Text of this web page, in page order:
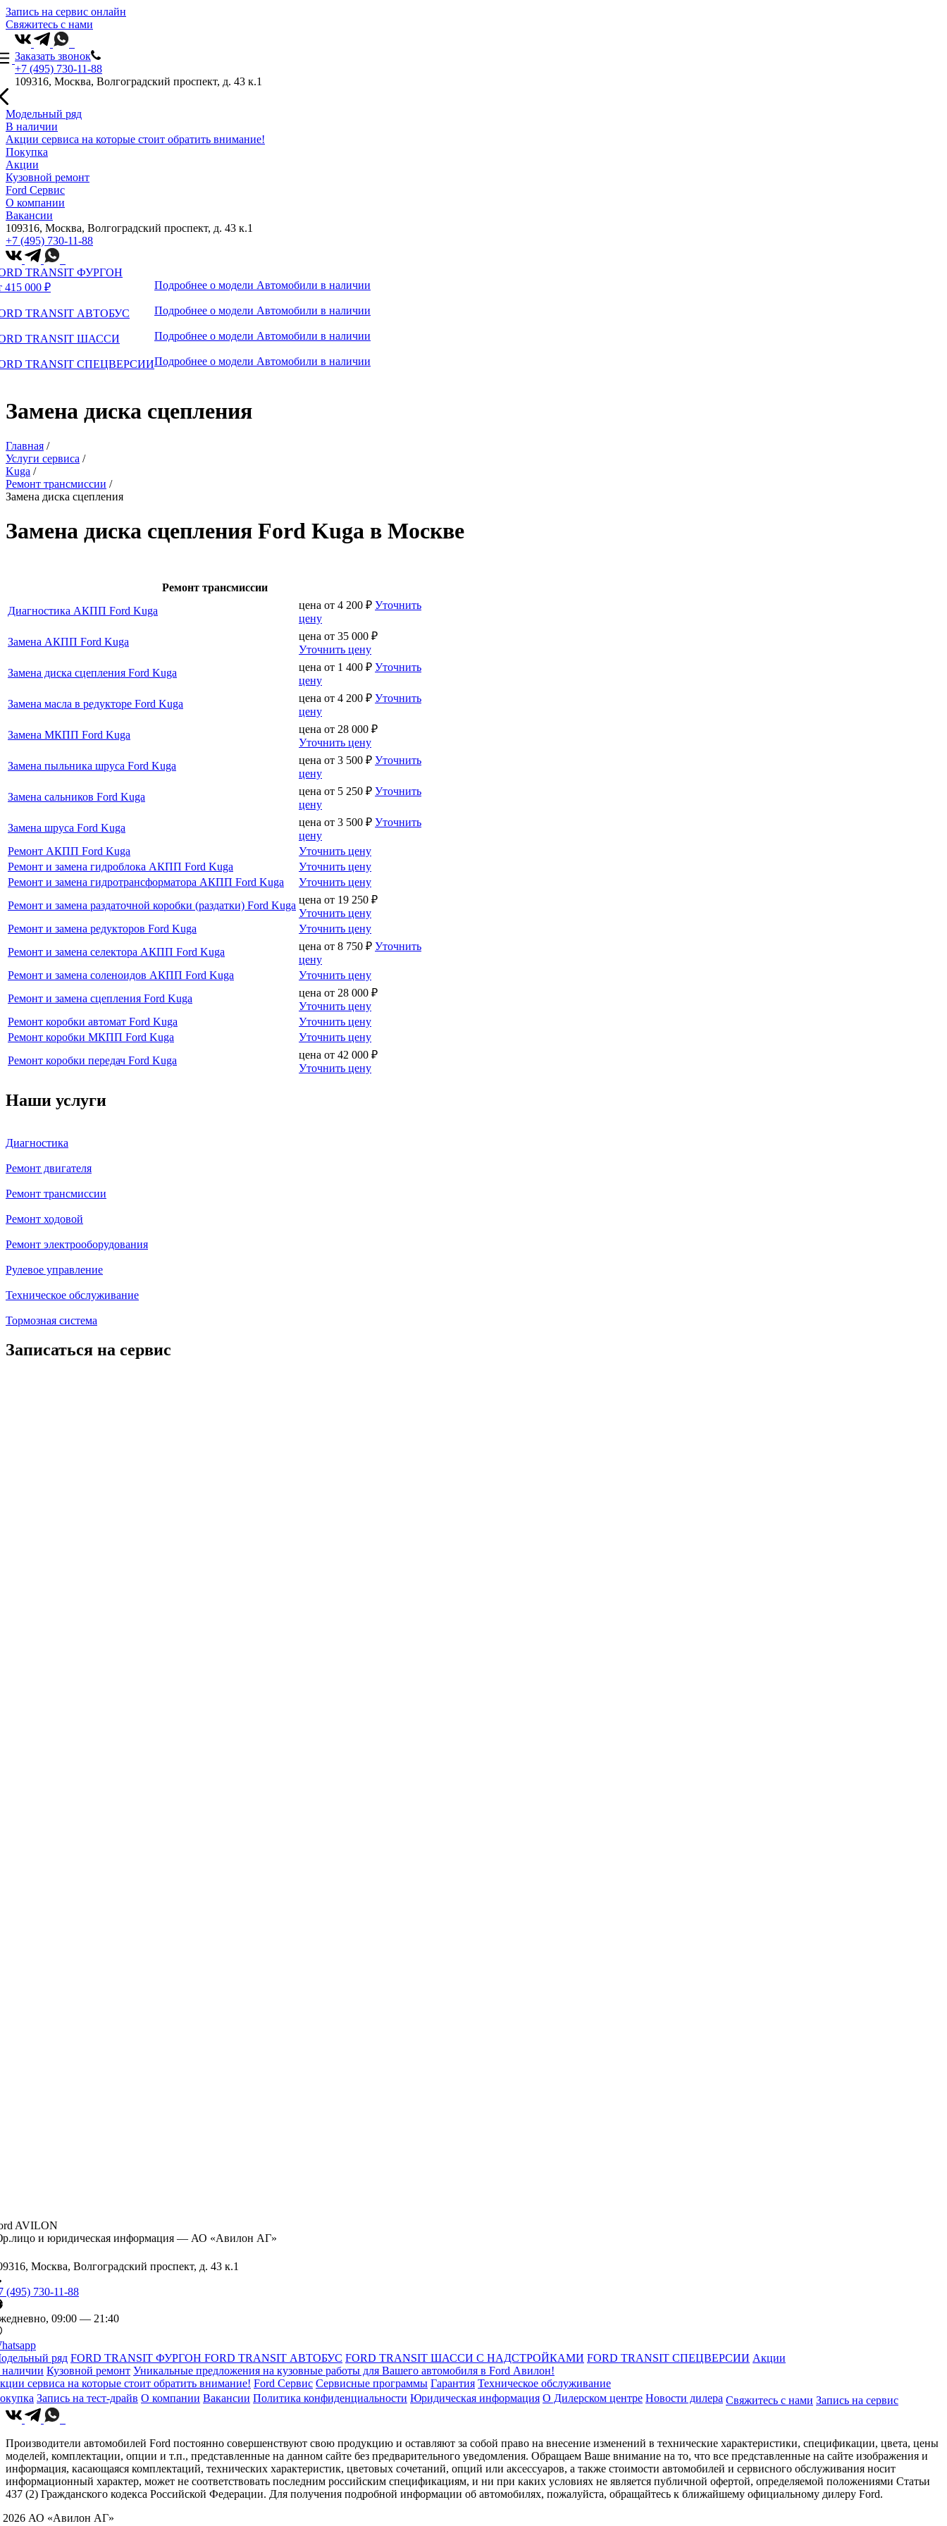
Запись на сервис онлайн
Свяжитесь с нами
Заказать звонок
+7 (495) 730-11-88
109316, Москва, Волгоградский проспект, д. 43 к.1
Модельный ряд
В наличии
Акции сервиса на которые стоит обратить внимание!
Покупка
Акции
Кузовной ремонт
Ford Сервис
О компании
Вакансии
109316, Москва, Волгоградский проспект, д. 43 к.1
+7 (495) 730-11-88
TRANSIT ФУРГОН
415 000 ₽
TRANSIT АВТОБУС
TRANSIT ШАССИ
TRANSIT СПЕЦВЕРСИИ
Подробнее о модели Автомобили в наличии
Подробнее о модели Автомобили в наличии
Подробнее о модели Автомобили в наличии
Подробнее о модели Автомобили в наличии
Замена диска сцепления
Главная /
Услуги сервиса /
Kuga /
Ремонт трансмиссии /
Замена диска сцепления
Замена диска сцепления Ford Kuga в Москве
Ремонт трансмиссии
Диагностика АКПП Ford Kuga
цена от 4 200 ₽ Уточнить
цену
Замена АКПП Ford Kuga
цена от 35 000 ₽
Уточнить цену
Замена диска сцепления Ford Kuga
цена от 1 400 ₽ Уточнить
цену
Замена масла в редукторе Ford Kuga
цена от 4 200 ₽ Уточнить
цену
Замена МКПП Ford Kuga
цена от 28 000 ₽
Уточнить цену
Замена пыльника шруса Ford Kuga
цена от 3 500 ₽ Уточнить
цену
Замена сальников Ford Kuga
цена от 5 250 ₽ Уточнить
цену
Замена шруса Ford Kuga
цена от 3 500 ₽ Уточнить
цену
Ремонт АКПП Ford Kuga
Уточнить цену
Ремонт и замена гидроблока АКПП Ford Kuga
Уточнить цену
Ремонт и замена гидротрансформатора АКПП Ford Kuga
Уточнить цену
Ремонт и замена раздаточной коробки (раздатки) Ford Kuga цена от 19 250 ₽
Уточнить цену
Ремонт и замена редукторов Ford Kuga
Уточнить цену
Ремонт и замена селектора АКПП Ford Kuga
цена от 8 750 ₽ Уточнить
цену
Ремонт и замена соленоидов АКПП Ford Kuga
Уточнить цену
Ремонт и замена сцепления Ford Kuga
цена от 28 000 ₽
Уточнить цену
Ремонт коробки автомат Ford Kuga
Уточнить цену
Ремонт коробки МКПП Ford Kuga
Уточнить цену
Ремонт коробки передач Ford Kuga
цена от 42 000 ₽
Уточнить цену
Наши услуги
Диагностика
Ремонт двигателя
Ремонт трансмиссии
Ремонт ходовой
Ремонт электрооборудования
Рулевое управление
Техническое обслуживание
Тормозная система
Записаться на сервис
AVILON
и юридическая информация — АО «Авилон АГ»
Москва, Волгоградский проспект, д. 43 к.1
(495) 730-11-88
09:00 — 21:40
ряд FORD TRANSIT ФУРГОН FORD TRANSIT АВТОБУС FORD TRANSIT ШАССИ С НАДСТРОЙКАМИ FORD TRANSIT СПЕЦВЕРСИИ Акции
Кузовной ремонт Уникальные предложения на кузовные работы для Вашего автомобиля в Ford Авилон!
сервиса на которые стоит обратить внимание! Ford Сервис Сервисные программы Гарантия Техническое обслуживание
Запись на тест-драйв О компании Вакансии Политика конфиденциальности Юридическая информация О Дилерском центре Новости дилера Свяжитесь с нами Запись на сервис
Производители автомобилей Ford постоянно совершенствуют свою продукцию и оставляют за собой право на внесение изменений в технические характеристики, спецификации, цвета, цены
моделей, комплектации, опции и т.п., представленные на данном сайте без предварительного уведомления. Обращаем Ваше внимание на то, что все представленные на сайте изображения и
информация, касающаяся комплектаций, технических характеристик, цветовых сочетаний, опций или аксессуаров, а также стоимости автомобилей и сервисного обслуживания носит
информационный характер, может не соответствовать последним российским спецификациям, и ни при каких условиях не является публичной офертой, определяемой положениями Статьи
437 (2) Гражданского кодекса Российской Федерации. Для получения подробной информации об автомобилях, пожалуйста, обращайтесь к ближайшему официальному дилеру Ford.
АО «Авилон АГ»